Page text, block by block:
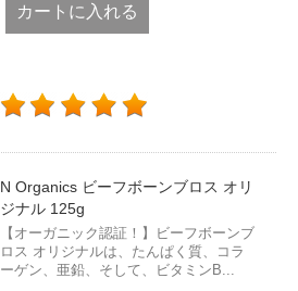
カートに入れる
N Organics ビーフボーンブロス オリ
ジナル 125g
【オーガニック認証！】ビーフボーンブ
ロス オリジナルは、たんぱく質、コラ
ーゲン、亜鉛、そして、ビタミンB...